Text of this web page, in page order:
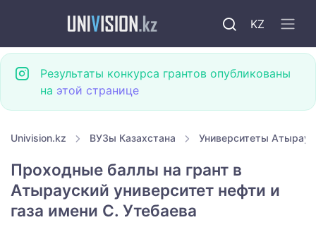
KZ
Результаты конкурса грантов опубликованы
на этой странице
Univision.kz ВУЗы Казахстана Университеты Атырау
Проходные баллы на грант в
Атырауский университет нефти и
газа имени С. Утебаева